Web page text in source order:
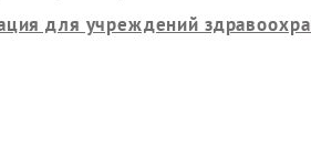
для учреждений